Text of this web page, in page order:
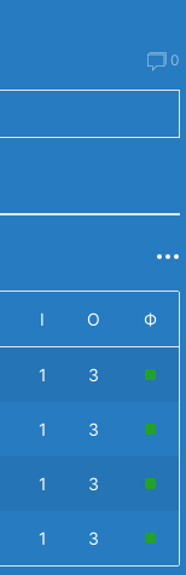
0
І О Ф
1 3
1 3
1 3
1 3